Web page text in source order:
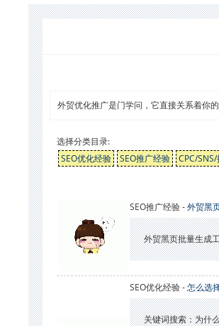
外贸优化推广是门学问，它直接关系着你
选择分类目录:
SEO优化经验
SEO推广经验 CPC/
SEO推广经验 -外贸黑
外贸黑页批量生成
SEO优化经验 -怎么选
关键词搜索：为什